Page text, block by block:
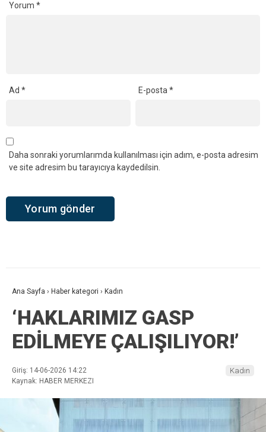
Yorum *
Ad * E-posta*
Daha sonraki yorumlarımda kullanılması için adım, e-posta adresim
ve site adresim bu tarayıcıya kaydedilsin.
Ana Sayfa › Haber kategori › Kadın
‘HAKLARIMIZ GASP
EDİLMEYE ÇALIŞILIYOR!’
Giriş: 14-06-2026 14:22
Kaynak: HABER MERKEZI
Kadın